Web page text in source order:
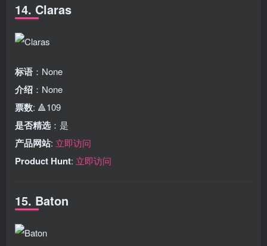
14. Claras
标语 ：None
介绍 ：None
票数: 🔺109
是否精选 ：是
产品网站: 立即访问
Product Hunt: 立即访问
15. Baton